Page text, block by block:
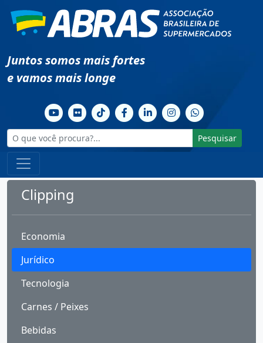
Juntos somos mais fortes
e vamos mais longe
Pesquisar
Clipping
Economia
Jurídico
Tecnologia
Carnes / Peixes
Bebidas